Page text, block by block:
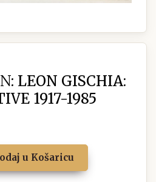
LEON GISCHIA:
1917-1985
u Košaricu